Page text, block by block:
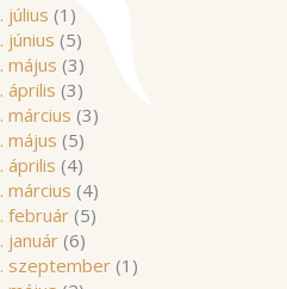
július (1)
június (5)
május (3)
április (3)
március (3)
május (5)
április (4)
március (4)
február(5)
január(6)
szeptember(1)